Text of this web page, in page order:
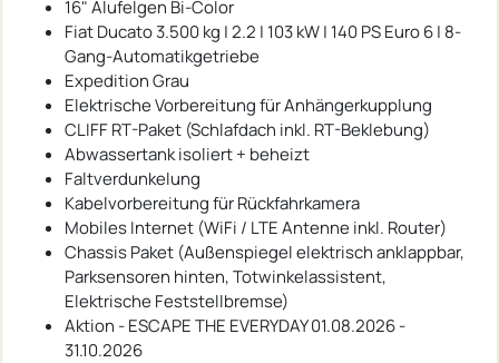
16" Alufelgen Bi-Color
Fiat Ducato 3.500 kg | 2.2 | 103 kW | 140 PS Euro 6 | 8-
Gang-Automatikgetriebe
Expedition Grau
Elektrische Vorbereitung für Anhängerkupplung
CLIFF RT-Paket (Schlafdach inkl. RT-Beklebung)
Abwassertank isoliert + beheizt
Faltverdunkelung
Kabelvorbereitung für Rückfahrkamera
Mobiles Internet (WiFi / LTE Antenne inkl. Router)
Chassis Paket (Außenspiegel elektrisch anklappbar,
Parksensoren hinten, Totwinkelassistent,
Elektrische Feststellbremse)
Aktion - ESCAPE THE EVERYDAY 01.08.2026 -
31.10.2026